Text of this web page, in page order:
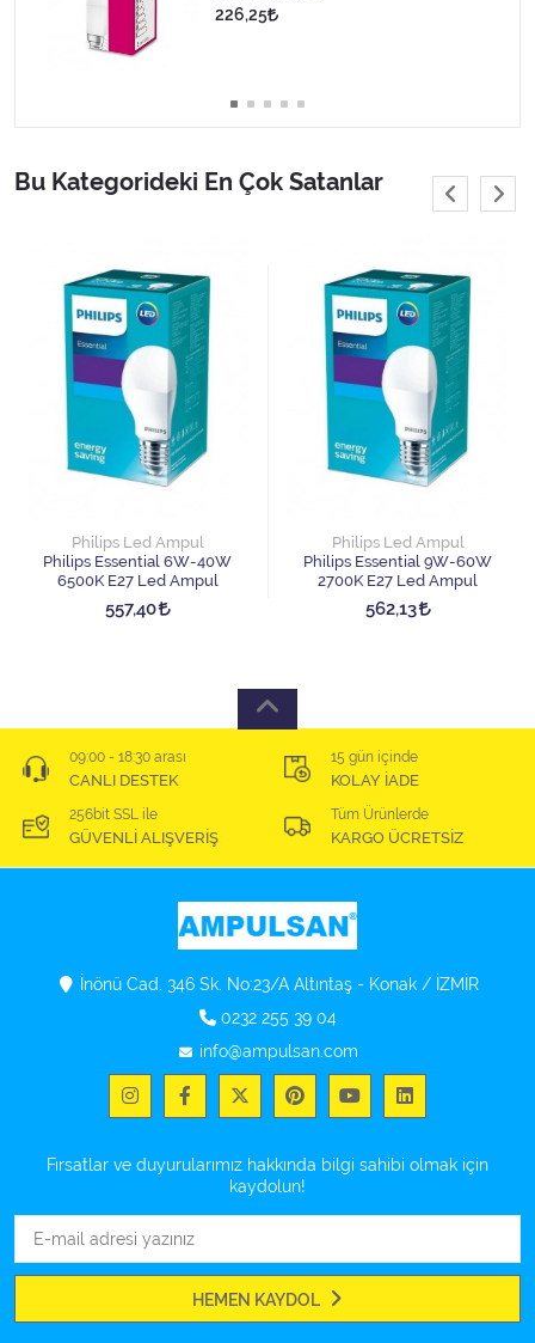
226,25
Bu Kategorideki En Çok Satanlar
Philips Led Ampul
Philips Essential 6W-40W
6500K E27 Led Ampul
557,40
Philips Led Ampul
Philips Essential 9W-60W
2700K E27 Led Ampul
562,13
09:00 - 18:30 arası
CANLI DESTEK
15 gün içinde
KOLAY İADE
256bit SSL ile
GÜVENLİ ALIŞVERİŞ
Tüm Ürünlerde
KARGO ÜCRETSİZ
İnönü Cad. 346 Sk. No:23/A Altıntaş - Konak / İZMİR
0232 255 39 04
info@ampulsan.com
Fırsatlar ve duyurularımız hakkında bilgi sahibi olmak için
kaydolun!
HEMEN KAYDOL